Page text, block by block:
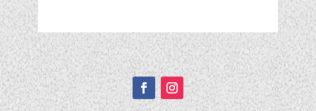
Подписывайтесь!